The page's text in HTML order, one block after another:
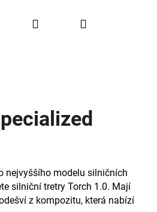
BIKESPORTUL VÝHODY
PřihlášeníNákupní
nejvyššího modelu silničních
silniční tretry Torch 1.0. Mají
z kompozitu, která nabízí